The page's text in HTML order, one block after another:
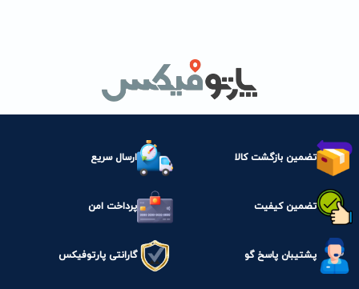
تضمین بازگشت کالا ارسال سریع
تضمین کیفیت پرداخت امن
پشتیبان پاسخ گو گارانتی پارتوفیکس